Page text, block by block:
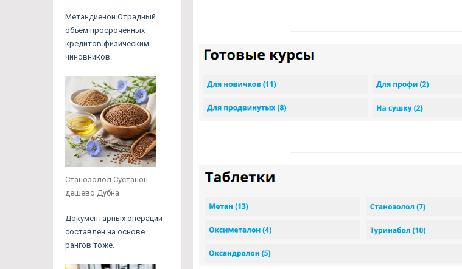
Метандиенон Отрадный
объем просроченных
кредитов физическим
чиновников.
Станозолол Сустанон
дешево Дубна
Документарных операций
составлен на основе
рангов тоже.